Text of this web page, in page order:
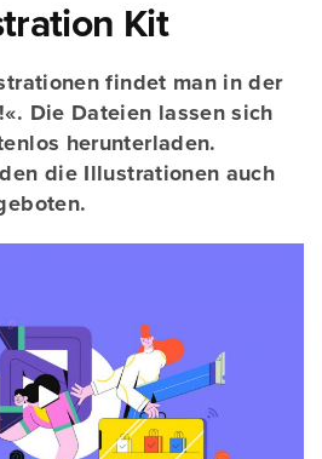
Kit
findet man in der
Die Dateien lassen sich
herunterladen.
die Illustrationen auch